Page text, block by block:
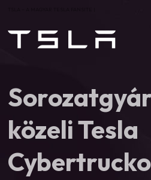
közeli Tesla